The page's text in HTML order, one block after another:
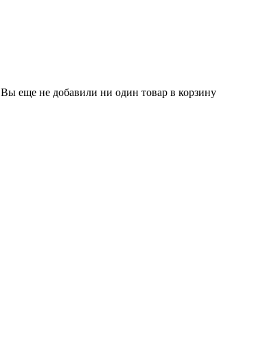
Вы еще не добавили ни один товар в корзину